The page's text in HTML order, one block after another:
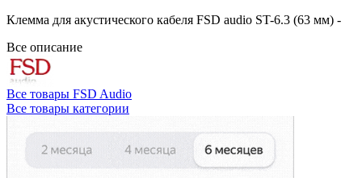
Клемма для акустического кабеля FSD audio ST-6.3 (63 мм) -
Все описание
Все товары FSD Audio
Все товары категории